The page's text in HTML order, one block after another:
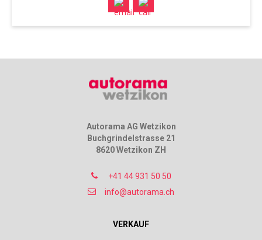
Autorama AG Wetzikon
Autorama AG Wetzikon
Buchgrindelstrasse 21
8620 Wetzikon ZH
+41 44 931 50 50
info@autorama.ch
VERKAUF